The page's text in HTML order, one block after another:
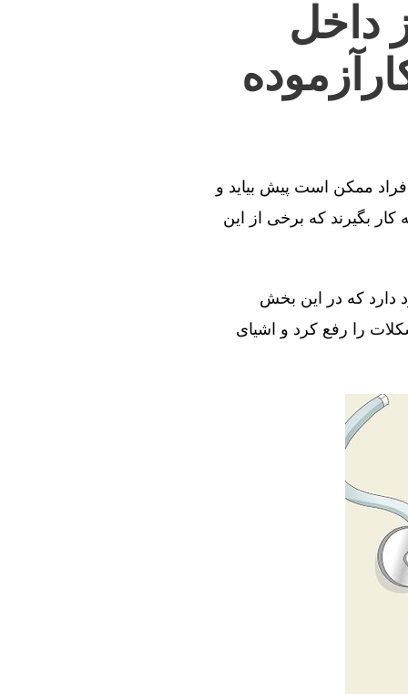
داخل
ممکن است پیش بیاید و
بگیرند که برخی از این
دارد که در این بخش
را رفع کرد و اشیای